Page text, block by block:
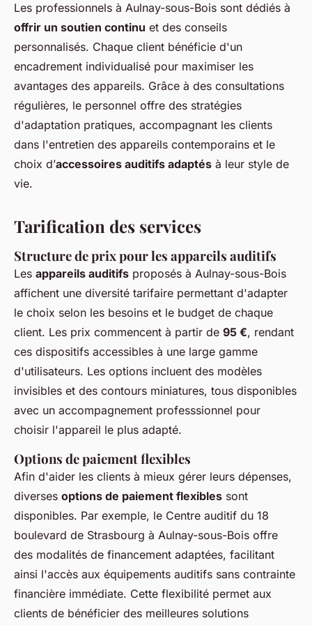
Les professionnels à Aulnay-sous-Bois sont dédiés à
offrir un soutien continu et des conseils
personnalisés. Chaque client bénéficie d'un
encadrement individualisé pour maximiser les
avantages des appareils. Grâce à des consultations
régulières, le personnel offre des stratégies
d'adaptation pratiques, accompagnant les clients
dans l'entretien des appareils contemporains et le
choix d’accessoires auditifs adaptés à leur style de
vie.
Tarification des services
Structure de prix pour les appareils auditifs
Les appareils auditifs proposés à Aulnay-sous-Bois
affichent une diversité tarifaire permettant d'adapter
le choix selon les besoins et le budget de chaque
client. Les prix commencent à partir de 95 €, rendant
ces dispositifs accessibles à une large gamme
d'utilisateurs. Les options incluent des modèles
invisibles et des contours miniatures, tous disponibles
avec un accompagnement professsionnel pour
choisir l'appareil le plus adapté.
Options de paiement flexibles
Afin d'aider les clients à mieux gérer leurs dépenses,
diverses options de paiement flexibles sont
disponibles. Par exemple, le Centre auditif du 18
boulevard de Strasbourg à Aulnay-sous-Bois offre
des modalités de financement adaptées, facilitant
ainsi l'accès aux équipements auditifs sans contrainte
financière immédiate. Cette flexibilité permet aux
clients de bénéficier des meilleures solutions